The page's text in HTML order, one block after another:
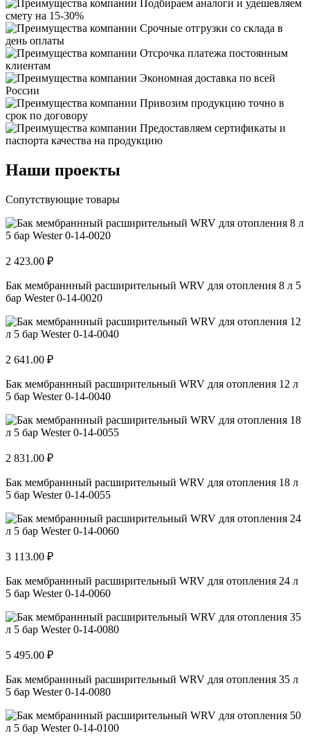
Подбираем аналоги и удешевляем
смету на 15-30%
Срочные отгрузки со склада в
день оплаты
Отсрочка платежа постоянным
клиентам
Экономная доставка по всей
России
Привозим продукцию точно в
срок по договору
Предоставляем сертификаты и
паспорта качества на продукцию
Наши проекты
Сопутствующие товары
2 423.00 ₽
Бак мембраннный расширительный WRV для отопления 8 л 5
бар Wester 0-14-0020
2 641.00 ₽
Бак мембраннный расширительный WRV для отопления 12 л
5 бар Wester 0-14-0040
2 831.00 ₽
Бак мембраннный расширительный WRV для отопления 18 л
5 бар Wester 0-14-0055
3 113.00 ₽
Бак мембраннный расширительный WRV для отопления 24 л
5 бар Wester 0-14-0060
5 495.00 ₽
Бак мембраннный расширительный WRV для отопления 35 л
5 бар Wester 0-14-0080